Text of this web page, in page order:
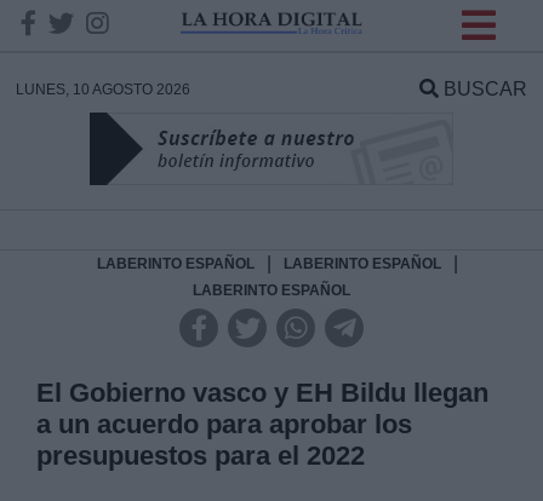
LUNES, 10 AGOSTO 2026 BUSCAR
LABERINTO ESPAÑOL LABERINTO ESPAÑOL
LABERINTO ESPAÑOL
El Gobierno vasco y EH Bildu llegan
a un acuerdo para aprobar los
presupuestos para el 2022
DATOS
Responsable: